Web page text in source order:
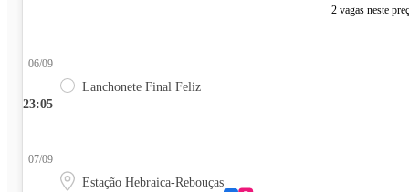
2 vagas neste
23:05
06/09
Lanchonete Final Feliz
07/09
Estação Hebraica-Rebouças